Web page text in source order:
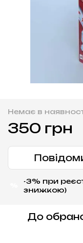
Немає в
350 грн
-3% при
знижкою)
До